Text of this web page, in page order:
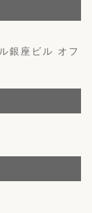
銀座ビル オフ